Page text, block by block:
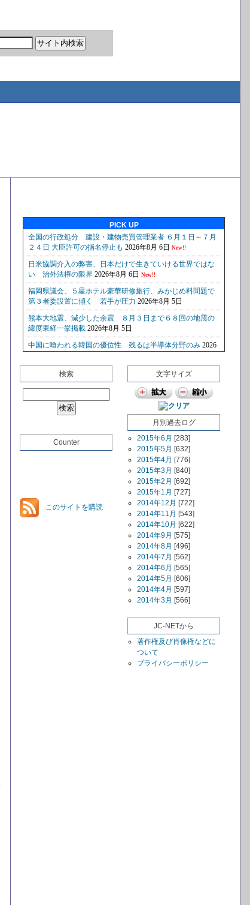
PICK UP
検索
Counter
このサイトを購読
文字サイズ
月別過去ログ
2015年6月 [283]
2015年5月 [632]
2015年4月 [776]
2015年3月 [840]
2015年2月 [692]
2015年1月 [727]
2014年12月 [722]
2014年11月 [543]
2014年10月 [622]
2014年9月 [575]
2014年8月 [496]
2014年7月 [562]
2014年6月 [565]
2014年5月 [606]
2014年4月 [597]
2014年3月 [566]
JC-NETから
著作権及び肖像権などに
ついて
プライバシーポリシー